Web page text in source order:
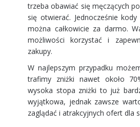
trzeba obawiać się męczących
się otwierać. Jednocześnie
można całkowicie za darmo.
możliwości korzystać i
zakupy.
W najlepszym przypadku
trafimy zniżki nawet około
wysoka stopa zniżki to już
wyjątkowa, jednak zawsze
zaglądać i atrakcyjnych ofert dla